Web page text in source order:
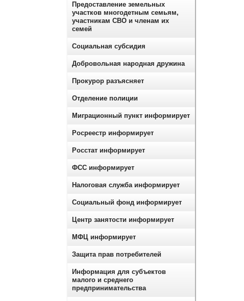
Предоставление земельных
участков многодетным семьям,
участникам СВО и членам их
семей
Социальная субсидия
Добровольная народная дружина
Прокурор разъясняет
Отделение полиции
Миграционный пункт информирует
Росреестр информирует
Росстат информирует
ФСС информирует
Налоговая служба информирует
Социальный фонд информирует
Центр занятости информирует
МФЦ информирует
Защита прав потребителей
Информация для субъектов
малого и среднего
предпринимательства